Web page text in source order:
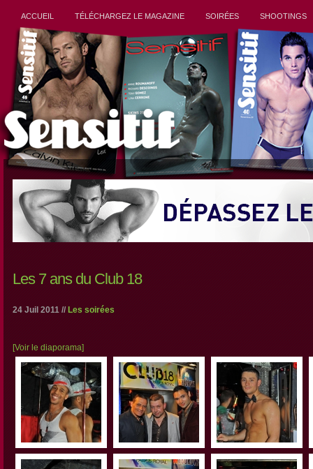
ACCUEIL TÉLÉCHARGEZ LE MAGAZINE SOIRÉES SHOOTINGS
Les 7 ans du Club 18
24 Juil 2011 // Les soirées
[Voir le diaporama]